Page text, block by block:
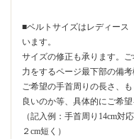
■ベルトサイズはレディース
います。
サイズの修正も承ります。
力をするページ最下部の備考
ご希望の手首周りの長さ、
良いのか等、具体的にご希望
（記入例：手首周り14cm
２cm短く）